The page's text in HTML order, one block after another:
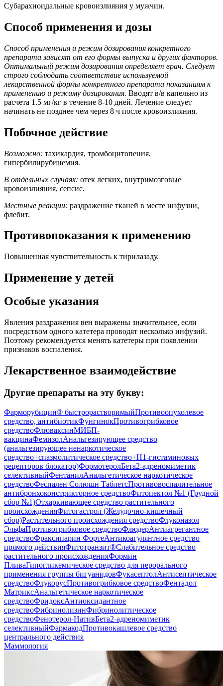
Субарахноидальные кровоизлияния у мужчин.
Способ применения и дозы
Способ применения и режим дозирования конкретного
препарата зависят от его формы выпуска и других факторов.
Оптимальный режим дозирования определяет врач. Следует
строго соблюдать соответствие используемой
лекарственной формы конкретного препарата показаниям к
применению и режиму дозирования. Вводят в/в капельно из
расчета 1.5 мг/кг в течение 8-10 дней. Лечение следует
начинать не позднее чем через 8 ч после кровоизлияния.
Побочное действие
Возможно: тахикардия, тромбоцитопения,
гипербилирубинемия.
В отдельных случаях: отек легких, внутримозговые
кровоизлияния, сепсис.
Местные реакции: раздражение тканей в месте инфузии,
флебит.
Противопоказания к применению
Повышенная чувствительность к тирилазаду.
Применение у детей
Особые указания
Явления раздражения вен выражены значительнее, если
посредством одного катетера проводят несколько инфузий.
Поэтому рекомендуется менять катетеры при появлении
признаков воспаления.
Лекарственное взаимодействие
Другие препараты на эту букву:
Фарморубицин® быстрорастворимыйПротивоопухолевое
средство, антибиотикФунгинокПротивогрибковое
средствоФлюваксинМИБП-
вакцинаФемизолАнальгезирующее средство
(анальгезирующее ненаркотическое
средство+спазмолитическое средство+H1-гистаминовых
рецепторов блокатор)ФормотеролБета2-адреномиметик
селективныйФентанилАнальгетическое наркотическое
средствоФеспален Солюшн ТаблетсПротивовоспалительное
антибронхоконстрикторное средствоФитопектол №1 (Грудной
сбор №1)Отхаркивающее средство растительного
происхожденияФитогастрол (Желудочно-кишечный
сбор)Растительного происхождения средствоФлуконазол
ЭльфаПротивогрибковое средствоФлюдерАнтиагрегантное
средствоФраксипарин ФортеАнтикоагулянтное средство
прямого действияФитотранзит®Слабительное средство
растительного происхожденияФормин
ПливаГипогликемическое средство для перорального
применения группы бигуанидовФукасептолАнтисептическое
средствоФлукорусПротивогрибковое средствоФентадол
МатриксАнальгетическое наркотическое
средствоФридоксАнтиоксидантное
средствоФибринолизинФибринолитическое
средствоФенотерол-НативБета2-адреномиметик
селективныйФармакодПротивокашлевое средство
центрального действия
Маммология